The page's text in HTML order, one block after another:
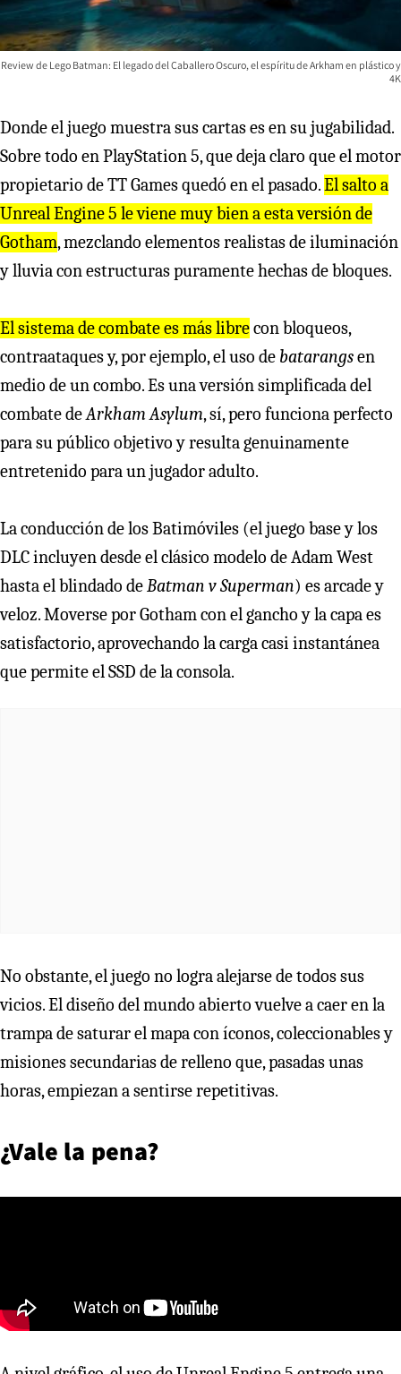
Review de Lego Batman: El legado del Caballero Oscuro, el espíritu de Arkham en plástico y
4K
Donde el juego muestra sus cartas es en su jugabilidad.
Sobre todo en PlayStation 5, que deja claro que el motor
propietario de TT Games quedó en el pasado.El salto a
Unreal Engine 5 le viene muy bien a esta versión de
Gotham, mezclando elementos realistas de iluminación
y lluvia con estructuras puramente hechas de bloques.
El sistema de combate es más librecon bloqueos,
contraataques y, por ejemplo, el uso de batarangsen
medio de un combo. Es una versión simplificada del
combate deArkham Asylum, sí, pero funciona perfecto
para su público objetivo y resulta genuinamente
entretenido para un jugador adulto.
La conducción de los Batimóviles (el juego base y los
DLC incluyen desde el clásico modelo de Adam West
hasta el blindado deBatman v Superman) es arcade y
veloz. Moverse por Gotham con el gancho y la capa es
satisfactorio, aprovechando la carga casi instantánea
que permite el SSD de la consola.
No obstante, el juego no logra alejarse de todos sus
vicios. El diseño del mundo abierto vuelve a caer en la
trampa de saturar el mapa con íconos, coleccionables y
misiones secundarias de relleno que, pasadas unas
horas, empiezan a sentirse repetitivas.
¿Vale la pena?